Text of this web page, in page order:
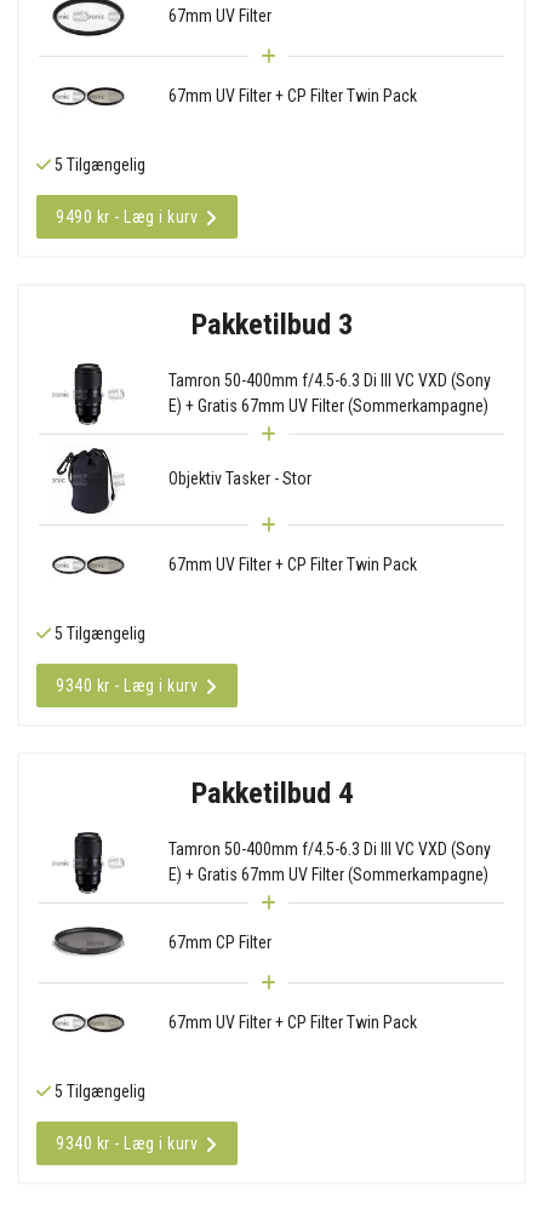
67mm UV Filter
67mm UV Filter + CP Filter Twin Pack
5 Tilgængelig
9490 kr - Læg i kurv
Pakketilbud 3
Tamron 50-400mm f/4.5-6.3 Di III VC VXD (Sony
E) + Gratis 67mm UV Filter (Sommerkampagne)
Objektiv Tasker - Stor
67mm UV Filter + CP Filter Twin Pack
5 Tilgængelig
9340 kr - Læg i kurv
Pakketilbud 4
Tamron 50-400mm f/4.5-6.3 Di III VC VXD (Sony
E) + Gratis 67mm UV Filter (Sommerkampagne)
67mm CP Filter
67mm UV Filter + CP Filter Twin Pack
5 Tilgængelig
9340 kr - Læg i kurv